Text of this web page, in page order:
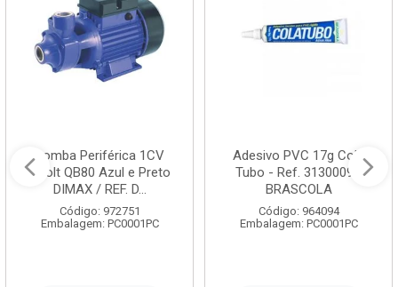
Bomba Periférica 1CV
Bivolt QB80 Azul e Preto
DIMAX / REF. D...
Código: 972751
Embalagem: PC0001PC
Adesivo PVC 17g Cola
Tubo - Ref. 3130009 -
BRASCOLA
Código: 964094
Embalagem: PC0001PC